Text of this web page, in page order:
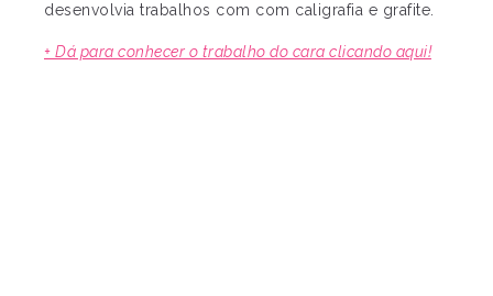
desenvolvia trabalhos com com caligrafia e grafite.
+ Dá para conhecer o trabalho do cara clicando aqui!